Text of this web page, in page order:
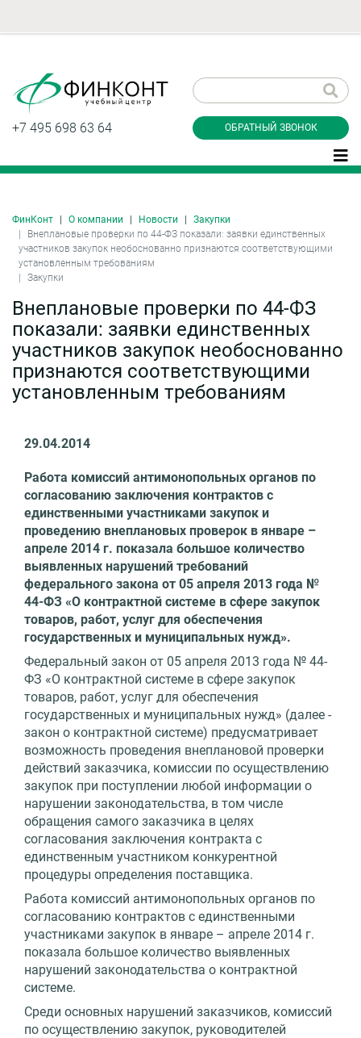
+7 495 698 63 64 ОБРАТНЫЙ ЗВОНОК
ФинКонт О компании Новости
Закупки
Внеплановые проверки по 44-ФЗ показали: заявки единственных
участников закупок необоснованно признаются соответствующими
установленным требованиям
Закупки
Внеплановые проверки по 44-ФЗ
показали: заявки единственных
участников закупок необоснованно
признаются соответствующими
установленным требованиям
29.04.2014
Работа комиссий антимонопольных органов по
согласованию заключения контрактов с
единственными участниками закупок и
проведению внеплановых проверок в январе –
апреле 2014 г. показала большое количество
выявленных нарушений требований
федерального закона от 05 апреля 2013 года №
44-ФЗ «О контрактной системе в сфере закупок
товаров, работ, услуг для обеспечения
государственных и муниципальных нужд».
Федеральный закон от 05 апреля 2013 года № 44-
ФЗ «О контрактной системе в сфере закупок
товаров, работ, услуг для обеспечения
государственных и муниципальных нужд» (далее -
закон о контрактной системе) предусматривает
возможность проведения внеплановой проверки
действий заказчика, комиссии по осуществлению
закупок при поступлении любой информации о
нарушении законодательства, в том числе
обращения самого заказчика в целях
согласования заключения контракта с
единственным участником конкурентной
процедуры определения поставщика.
Работа комиссий антимонопольных органов по
согласованию контрактов с единственными
участниками закупок в январе – апреле 2014 г.
показала большое количество выявленных
нарушений законодательства о контрактной
системе.
Среди основных нарушений заказчиков, комиссий
по осуществлению закупок, руководителей
звонок
Даю согласие на обработку персональных
данные и соглашаюсь сполитикой
конфиденциальности
Заказать